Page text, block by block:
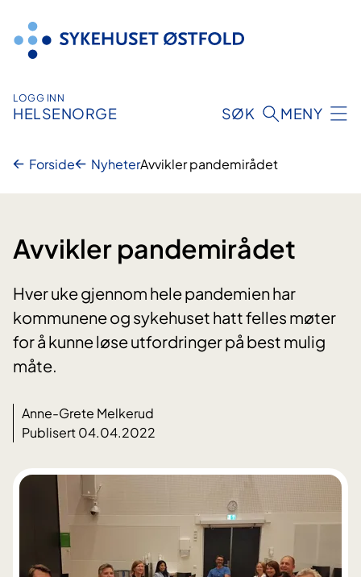
innhold
LOGG INN
HELSENORGE SØK MENY
Forside NyheterAvvikler pandemirådet
Avvikler pandemirådet
Hver uke gjennom hele pandemien har
kommunene og sykehuset hatt felles møter
for å kunne løse utfordringer på best mulig
måte.
Anne-Grete Melkerud
Publisert 04.04.2022